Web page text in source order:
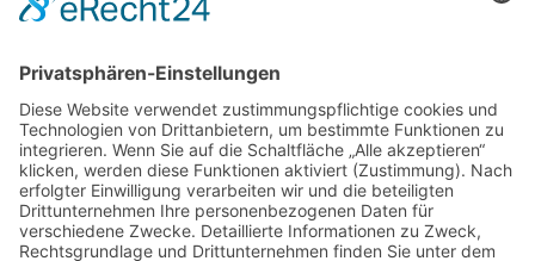
Das war: Munition im Meer
17.04.2026
Fahrtenprogramm 2026 ist fertig
12.10.2025